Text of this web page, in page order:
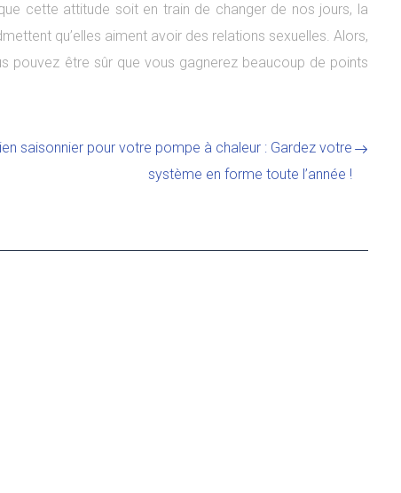
cette attitude soit en train de changer de nos jours, la
qu’elles aiment avoir des relations sexuelles. Alors,
pouvez être sûr que vous gagnerez beaucoup de points
saisonnier pour votre pompe à chaleur : Gardez votre
système en forme toute l’année !